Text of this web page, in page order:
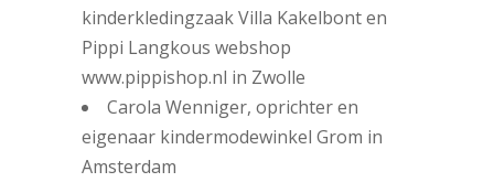
kinderkledingzaak Villa Kakelbont en
Pippi Langkous webshop
www.pippishop.nl in Zwolle
Carola Wenniger, oprichter en
eigenaar kindermodewinkel Grom in
Amsterdam